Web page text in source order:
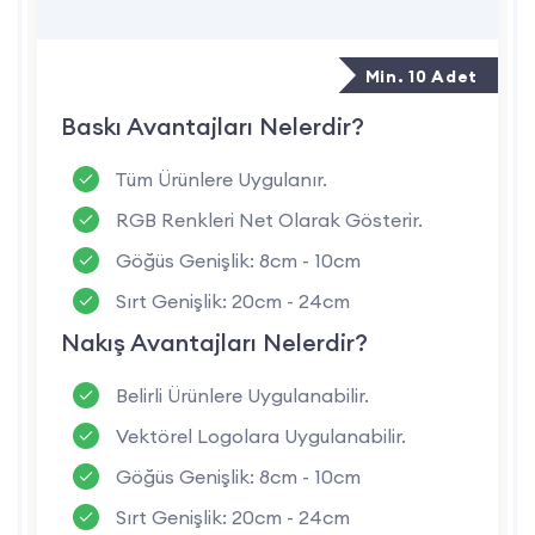
Logo baskısı ve nakış
uygulamaları ile kurumsal ihtiyaçlara uygun
hale getirilebilir.
Dayanıklı ve Rahat:
ömürlü bir kullanım için ideal, aynı zamanda
günlük aktivitelerde de kullanıma uygundur.
Lacivert Sweatshirt Kullanım Alanları Nelerdir?
İş Yerleri:Açık hava veya üretim alanlarında
çalışanlar için dayanıklı ve konforlu bir
seçenektir.
Kurumsal Promosyonlar:
müşterilerine veya çalışanlarına özel olarak
tasarlanabilir.
Baskı Avantajları Nelerdir?
Tüm Ürünlere Uygulanır.
RGB Renkleri Net Olarak Gösterir.
Göğüs Genişlik: 8cm - 10cm
Sırt Genişlik: 20cm - 24cm
Nakış Avantajları Nelerdir?
Belirli Ürünlere Uygulanabilir.
Vektörel Logolara Uygulanabilir.
Göğüs Genişlik: 8cm - 10cm
Sırt Genişlik: 20cm - 24cm
Min. 10 Adet